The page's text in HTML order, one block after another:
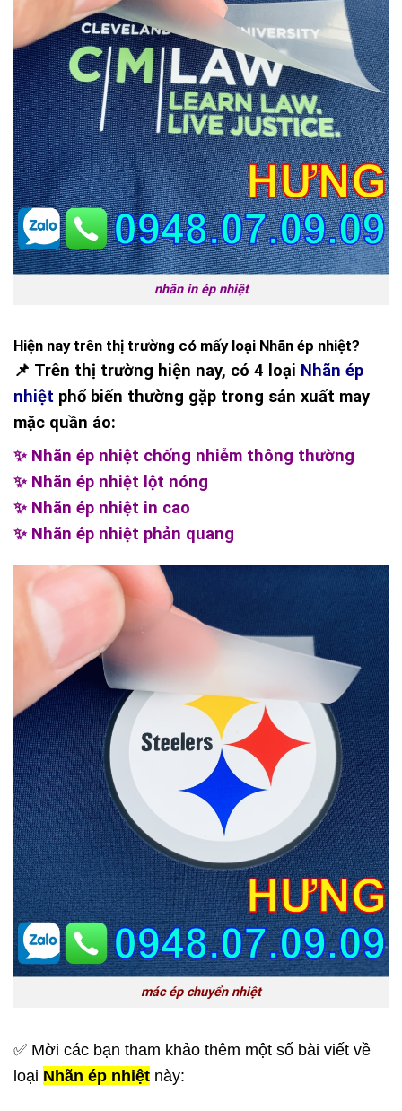
nhãn in ép nhiệt
Hiện nay trên thị trường có mấy loại Nhãn ép nhiệt?
📌 Trên thị trường hiện nay, có 4 loại Nhãn ép
nhiệt phổ biến thường gặp trong sản xuất may
mặc quần áo:
✨ Nhãn ép nhiệt chống nhiễm thông thường
✨ Nhãn ép nhiệt lột nóng
✨ Nhãn ép nhiệt in cao
✨ Nhãn ép nhiệt phản quang
mác ép chuyển nhiệt
✅ Mời các bạn tham khảo thêm một số bài viết về
loại Nhãn ép nhiệt này: